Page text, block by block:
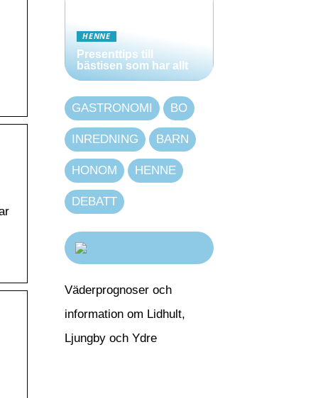
HENNE
Presenttips till
bästisen som har allt
GASTRONOMI BO
INREDNING BARN
HONOM HENNE
DEBATT
Väderprognoser och
information om Lidhult,
Ljungby och Ydre